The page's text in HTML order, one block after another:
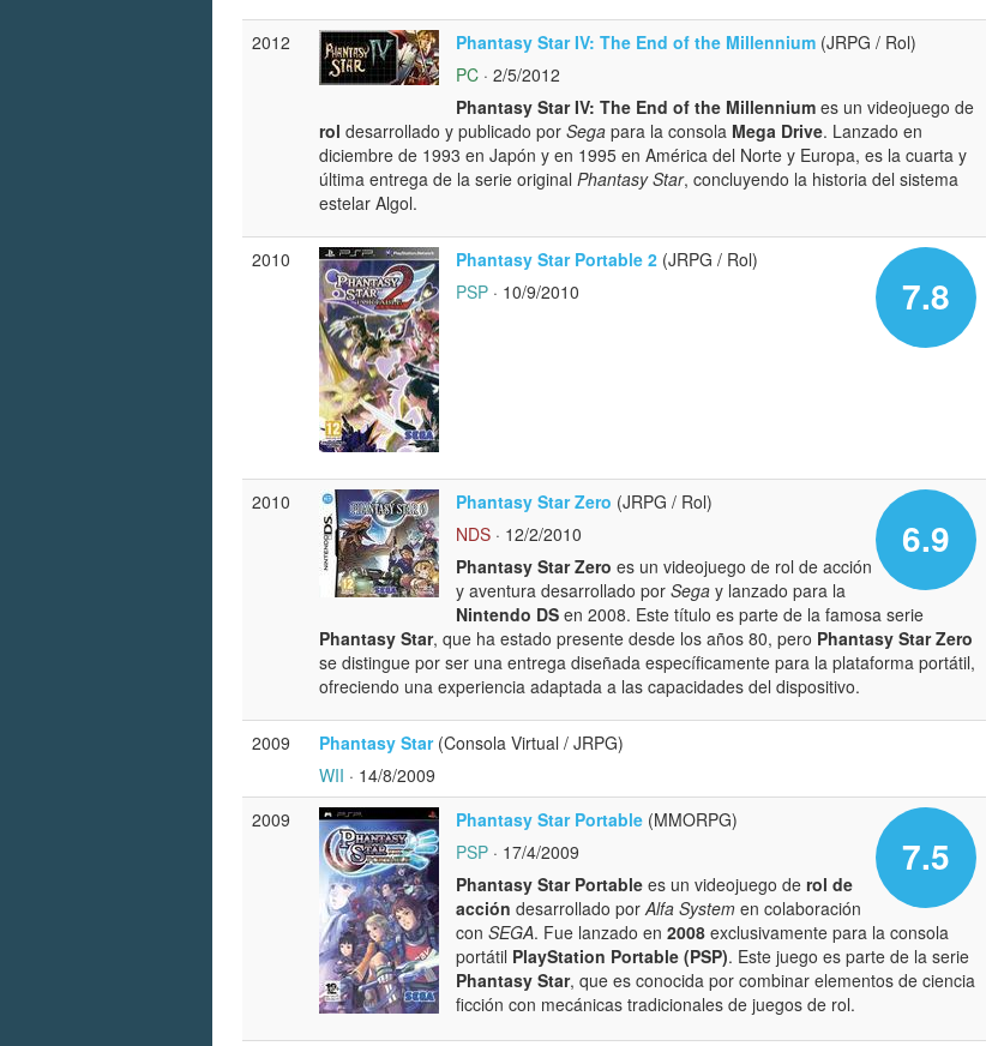
2012 Phantasy Star IV: The End of the Millennium (JRPG / Rol)
PC · 2/5/2012
Phantasy Star IV: The End of the Millennium es un videojuego de
rol desarrollado y publicado por Sega para la consola Mega Drive. Lanzado en
diciembre de 1993 en Japón y en 1995 en América del Norte y Europa, es la cuarta y
última entrega de la serie original Phantasy Star, concluyendo la historia del sistema
estelar Algol.
2010
7.8
Phantasy Star Portable 2 (JRPG / Rol)
PSP · 10/9/2010
2010
6.9
Phantasy Star Zero (JRPG / Rol)
NDS · 12/2/2010
Phantasy Star Zero es un videojuego de rol de acción
y aventura desarrollado por Sega y lanzado para la
Nintendo DS en 2008. Este título es parte de la famosa serie
Phantasy Star, que ha estado presente desde los años 80, pero Phantasy Star Zero
se distingue por ser una entrega diseñada específicamente para la plataforma portátil,
ofreciendo una experiencia adaptada a las capacidades del dispositivo.
2009 Phantasy Star(Consola Virtual / JRPG)
WII · 14/8/2009
2009
7.5
Phantasy Star Portable (MMORPG)
PSP · 17/4/2009
Phantasy Star Portable es un videojuego de rol de
acción desarrollado porAlfa System en colaboración
con SEGA. Fue lanzado en 2008 exclusivamente para la consola
portátil PlayStation Portable (PSP). Este juego es parte de la serie
Phantasy Star, que es conocida por combinar elementos de ciencia
ficción con mecánicas tradicionales de juegos de rol.